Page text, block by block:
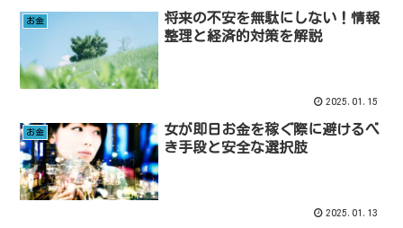
お金
将来の不安を無駄にしない！情報
整理と経済的対策を解説
2025.01.15
お金
女が即日お金を稼ぐ際に避けるべ
き手段と安全な選択肢
2025.01.13